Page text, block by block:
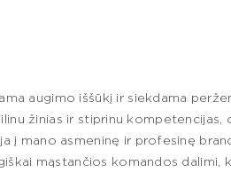
augimo iššūkį ir siekdama
žinias ir stiprinu kompetencijas,
į mano asmeninę ir profesinę
mąstančios komandos dalimi,